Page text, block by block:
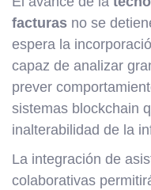
facturas no se
espera la
capaz de analizar
prever
sistemas blockchain
inalterabilidad de la
La integración de
colaborativas